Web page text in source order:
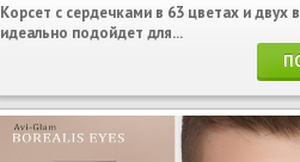
Корсет с сердечками в 63 цветах и двух
идеально подойдет для...